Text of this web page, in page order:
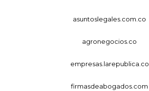
asuntoslegales.com.co
agronegocios.co
empresas.larepublica.co
firmasdeabogados.com